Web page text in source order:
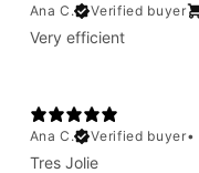
Ana C. Verified buyer
Very efficient
Ana C.
Verified buyer•
Tres Jolie